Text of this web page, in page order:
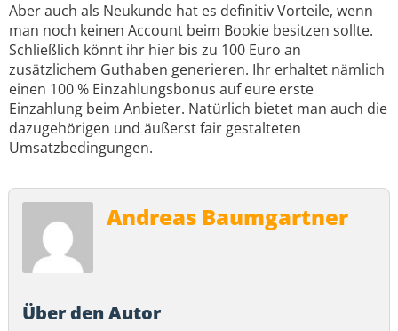
Aber auch als Neukunde hat es definitiv Vorteile, wenn
man noch keinen Account beim Bookie besitzen sollte.
Schließlich könnt ihr hier bis zu 100 Euro an
zusätzlichem Guthaben generieren. Ihr erhaltet nämlich
einen 100 % Einzahlungsbonus auf eure erste
Einzahlung beim Anbieter. Natürlich bietet man auch die
dazugehörigen und äußerst fair gestalteten
Umsatzbedingungen.
Andreas Baumgartner
Über den Autor